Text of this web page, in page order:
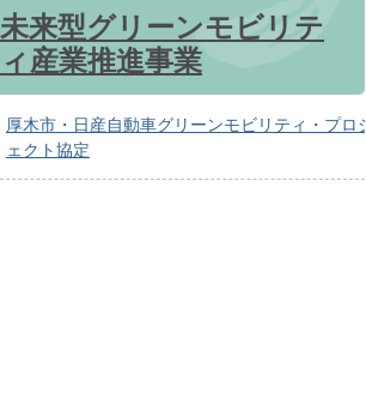
未来型グリーンモビリテ
ィ産業推進事業
厚木市・日産自動車グリーンモビリティ・プロジ
ェクト協定